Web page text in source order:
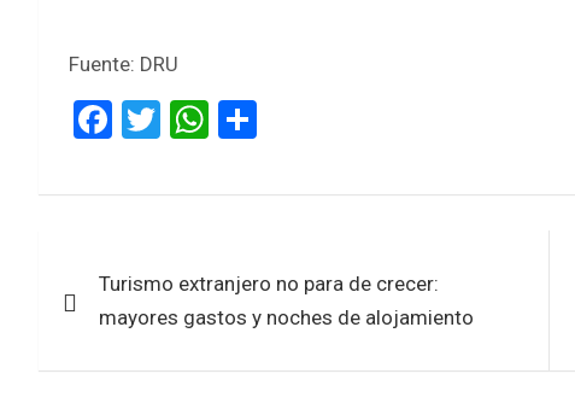
Fuente: DRU
F
ce
o
o
T
tt
W
at
A
p
ar
de
Turismo extranjero no para de crecer:
mayores gastos y noches de alojamiento